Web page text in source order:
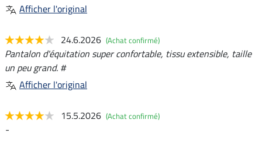
Afficher l'original
24.6.2026 (Achat confirmé)
Pantalon d'équitation super confortable, tissu extensible, taille
un peu grand. #
Afficher l'original
15.5.2026 (Achat confirmé)
-